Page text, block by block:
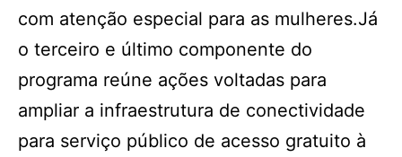
com atenção especial para as mulheres.Já
o terceiro e último componente do
programa reúne ações voltadas para
ampliar a infraestrutura de conectividade
para serviço público de acesso gratuito à